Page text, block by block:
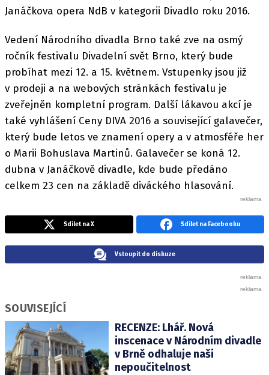
Janáčkova opera NdB v kategorii Divadlo roku 2016.
Vedení Národního divadla Brno také zve na osmý
ročník festivalu Divadelní svět Brno, který bude
probíhat mezi 12. a 15. květnem. Vstupenky jsou již
v prodeji a na webových stránkách festivalu je
zveřejněn kompletní program. Další lákavou akcí je
také vyhlášení Ceny DIVA 2016 a související galavečer,
který bude letos ve znamení opery a v atmosféře her
o Marii Bohuslava Martinů. Galavečer se koná 12.
dubna v Janáčkově divadle, kde bude předáno
celkem 23 cen na základě diváckého hlasování.
Sdílet na X Sdílet na Facebooku
Vstoupit do diskuze
SOUVISEJÍCÍ
RECENZE: Lhář. Nová
inscenace v Národním divadle
v Brně odhaluje naši
nepoučitelnost